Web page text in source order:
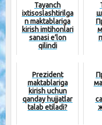
Tayanch
ixtisoslashtirilga
n maktablariga
kirish imtihonlari
sanasi e’lon
qilindi
Prezident
maktablariga
kirish uchun
qanday hujjatlar
talab etiladi?